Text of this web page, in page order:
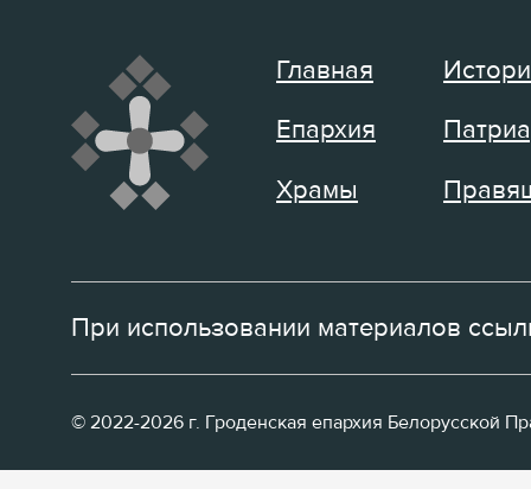
Главная
Епархия
Храмы
При использовании материалов
© 2022-2026 г. Гроденская епархия Белорусской